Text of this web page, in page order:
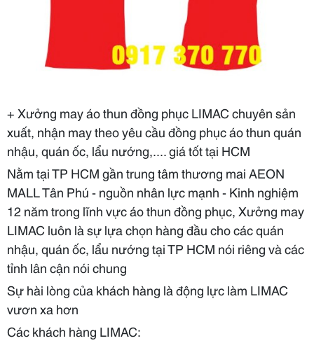
+ Xưởng may áo thun đồng phục LIMAC chuyên sản
xuất, nhận may theo yêu cầu đồng phục áo thun quán
nhậu, quán ốc, lẩu nướng,.... giá tốt tại HCM
Nằm tại TP HCM gần trung tâm thương mai AEON
MALL Tân Phú - nguồn nhân lực mạnh - Kinh nghiệm
12 năm trong lĩnh vực áo thun đồng phục, Xưởng may
LIMAC luôn là sự lựa chọn hàng đầu cho các quán
nhậu, quán ốc, lẩu nướng tại TP HCM nói riêng và các
tỉnh lân cận nói chung
Sự hài lòng của khách hàng là động lực làm LIMAC
vươn xa hơn
Các khách hàng LIMAC: